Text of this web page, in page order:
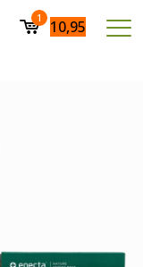
1 10,95